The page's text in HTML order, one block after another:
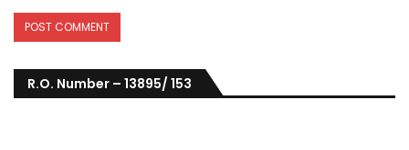
R.O. Number – 13895/ 153